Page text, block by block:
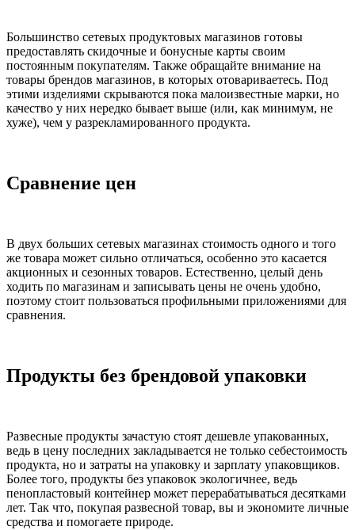
Большинство сетевых продуктовых магазинов готовы
предоставлять скидочные и бонусные карты своим
постоянным покупателям. Также обращайте внимание на
товары брендов магазинов, в которых отовариваетесь. Под
этими изделиями скрываются пока малоизвестные марки, но
качество у них нередко бывает выше (или, как минимум, не
хуже), чем у разрекламированного продукта.
Сравнение цен
В двух больших сетевых магазинах стоимость одного и того
же товара может сильно отличаться, особенно это касается
акционных и сезонных товаров. Естественно, целый день
ходить по магазинам и записывать цены не очень удобно,
поэтому стоит пользоваться профильными приложениями для
сравнения.
Продукты без брендовой упаковки
Развесные продукты зачастую стоят дешевле упакованных,
ведь в цену последних закладывается не только себестоимость
продукта, но и затраты на упаковку и зарплату упаковщиков.
Более того, продукты без упаковок экологичнее, ведь
пенопластовый контейнер может перерабатываться десятками
лет. Так что, покупая развесной товар, вы и экономите личные
средства и помогаете природе.